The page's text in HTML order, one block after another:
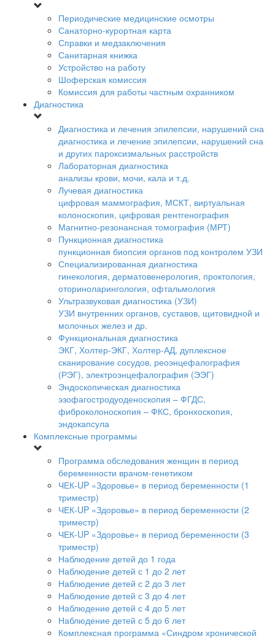
Периодические медицинские осмотры
Санаторно-курортная карта
Справки и медзаключения
Санитарная книжка
Устройство на работу
Шоферская комиссия
Комиссия для работы частным охранником
Диагностика
Диагностика и лечения эпилепсии, нарушений сна
диагностика и лечение эпилепсии, нарушений сна
и других пароксизмальных расстройств
Лабораторная диагностика
анализы крови, мочи, кала и т.д.
Лучевая диагностика
цифровая маммография, МСКТ, виртуальная
колоноскопия, цифровая рентгенография
Магнитно-резонансная томография (МРТ)
Пункционная диагностика
пункционная биопсия органов под контролем УЗИ
Специализированная диагностика
гинекология, дерматовенерология, проктология,
оториноларингология, офтальмология
Ультразвуковая диагностика (УЗИ)
УЗИ внутренних органов, суставов, щитовидной и
молочных желез и др.
Функциональная диагностика
ЭКГ, Холтер-ЭКГ, Холтер-АД, дуплексное
сканирование сосудов, реоэнцефалография
(РЭГ), электроэнцефалография (ЭЭГ)
Эндоскопическая диагностика
эзофагостродуоденоскопия – ФГДС,
фиброколоноскопия – ФКС, бронхоскопия,
эндокапсула
Комплексные программы
Программа обследования женщин в период
беременности врачом-генетиком
ЧЕК-UP «Здоровье» в период беременности (1
триместр)
ЧЕК-UP «Здоровье» в период беременности (2
триместр)
ЧЕК-UP «Здоровье» в период беременности (3
триместр)
Наблюдение детей до 1 года
Наблюдение детей с 1 до 2 лет
Наблюдение детей с 2 до 3 лет
Наблюдение детей с 3 до 4 лет
Наблюдение детей с 4 до 5 лет
Наблюдение детей с 5 до 6 лет
Комплексная программа «Синдром хронической